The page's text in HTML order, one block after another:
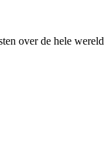
over de hele wereld